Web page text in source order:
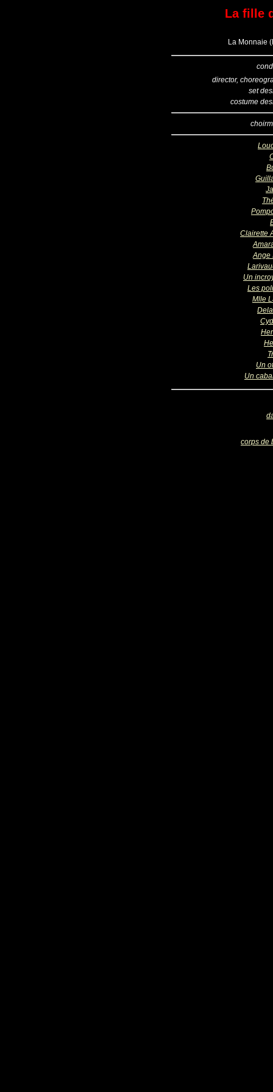
La fille
La Monnaie
director,
set
costume
Clairette
Ange
Un
Les
Mlle
Un
Un
corps de